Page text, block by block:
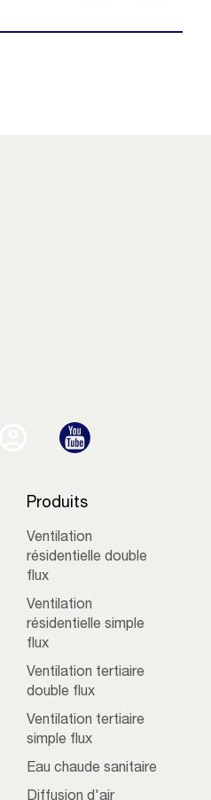
Produits
Ventilation
résidentielle double
flux
Ventilation
résidentielle simple
flux
Ventilation tertiaire
double flux
Ventilation tertiaire
simple flux
Eau chaude sanitaire